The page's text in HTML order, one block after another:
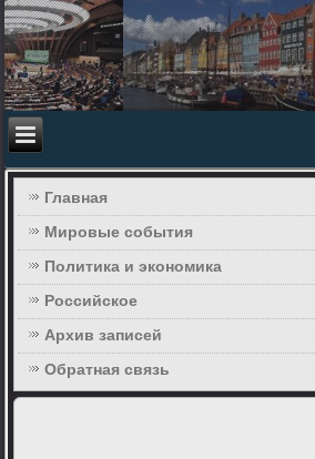
Главная
Мировые события
Политика и экономика
Российское
Архив записей
Обратная связь